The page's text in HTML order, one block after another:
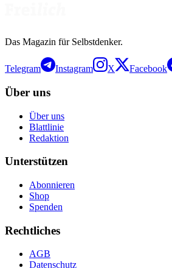
Das Magazin für Selbstdenker.
Telegram Instagram X Facebook
Über uns
Über uns
Blattlinie
Redaktion
Unterstützen
Abonnieren
Shop
Spenden
Rechtliches
AGB
Datenschutz